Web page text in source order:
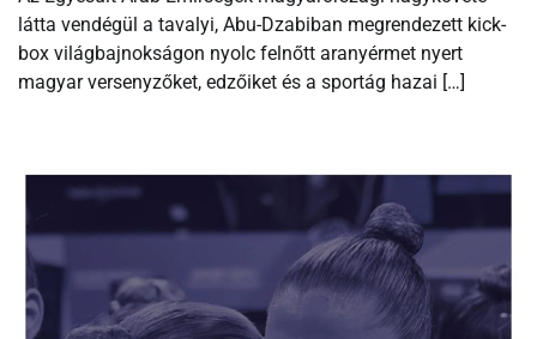
látta vendégül a tavalyi, Abu-Dzabiban megrendezett kick-
box világbajnokságon nyolc felnőtt aranyérmet nyert
magyar versenyzőket, edzőiket és a sportág hazai […]